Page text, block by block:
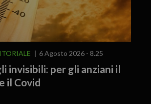
6 Agosto 2026 - 8.25
invisibili: per gli anziani il
il Covid